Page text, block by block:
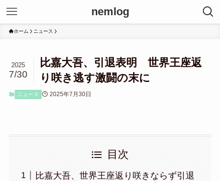
nemlog
ホーム ニュース
比嘉大吾、引退表明 世界王座返
り咲き逃す激闘の末に
2025
7/30
ニュース 2025年7月30日
目次
比嘉大吾、世界王座返り咲きならず引退